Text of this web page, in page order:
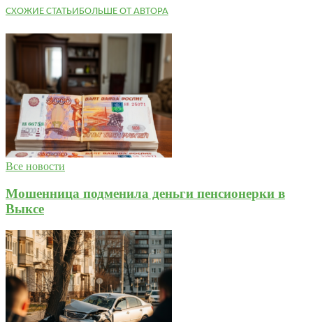
СХОЖИЕ СТАТЬИБОЛЬШЕ ОТ АВТОРА
Все новости
Мошенница подменила деньги пенсионерки в
Выксе